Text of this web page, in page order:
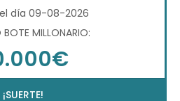
día 09-08-2026
MILLONARIO:
¡SUERTE!